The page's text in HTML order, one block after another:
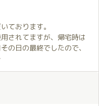
ゃんからは「これじゃな
大好きで、今日はそれを
いく感じ。まさにオアシ
ております。
されてますが、帰宅時は
の日の最終でしたので、
レンズを外されて、ドラ
が、眼鏡フェチの自分に
で、改めて穂香さん一筋